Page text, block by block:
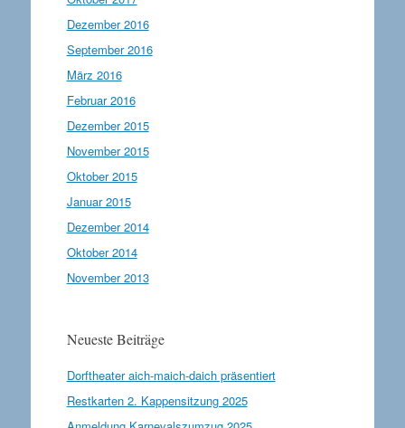
Dezember 2016
September 2016
März 2016
Februar 2016
Dezember 2015
November 2015
Oktober 2015
Januar 2015
Dezember 2014
Oktober 2014
November 2013
Neueste Beiträge
Dorftheater aich-maich-daich präsentiert
Restkarten 2. Kappensitzung 2025